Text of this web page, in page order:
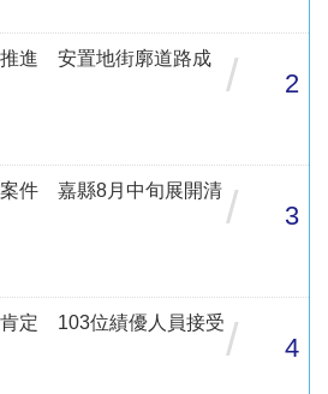
進 安置地街廓道路成
/ 2
案件 嘉縣8月中旬展開清 / 3
定 103位績優人員接受/ 4